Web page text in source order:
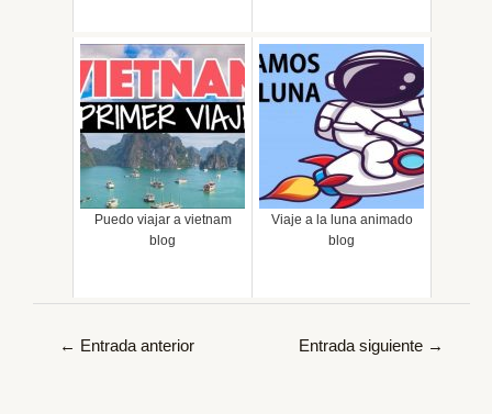
Puedo viajar a vietnam
blog
Viaje a la luna animado
blog
Navegación
← Entrada anterior Entrada siguiente →